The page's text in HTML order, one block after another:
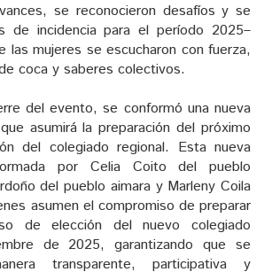
se reconocieron desafíos y se
de incidencia para el período 2025–
las mujeres se escucharon con fuerza,
coca y saberes colectivos.
del evento, se conformó una nueva
asumirá la preparación del próximo
del colegiado regional. Esta nueva
por Celia Coito del pueblo
del pueblo aimara y Marleny Coila
asumen el compromiso de preparar
de elección del nuevo colegiado
de 2025, garantizando que se
transparente, participativa y